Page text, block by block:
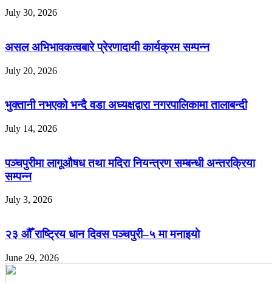
July 30, 2026
असल अभिभावकत्वबारे प्रेरणादायी कार्यक्रम सम्पन्न
July 20, 2026
भुक्तानी नभएको भन्दै वडा अध्यक्षद्वारा नगरपालिकामा तालाबन्दी
July 14, 2026
पञ्चपुरीमा लागूऔषध तथा मदिरा नियन्त्रण सम्बन्धी अन्तरक्रिया
सम्पन्न
July 3, 2026
२३ औँ राष्ट्रिय धान दिवस पञ्चपुरी–५ मा मनाइयाे
June 29, 2026